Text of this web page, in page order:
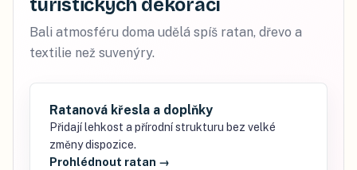
turistických dekorací
Bali atmosféru doma udělá spíš ratan, dřevo a
textilie než suvenýry.
Ratanová křesla a doplňky
Přidají lehkost a přírodní strukturu bez velké
změny dispozice.
Prohlédnout ratan →